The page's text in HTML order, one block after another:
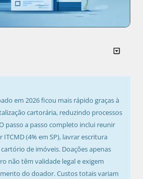
em 2026 ficou mais rápido graças à
cartorária, reduzindo processos
passo a passo completo inclui reunir
(4% em SP), lavrar escritura
de imóveis. Doações apenas
não têm validade legal e exigem
do doador. Custos totais variam